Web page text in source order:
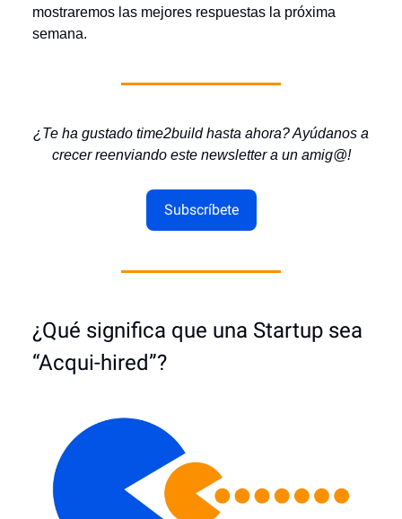
mostraremos las mejores respuestas la próxima
semana.
¿Te ha gustado time2build hasta ahora? Ayúdanos a
crecer reenviando este newsletter a un amig@!
Subscríbete
¿Qué significa que una Startup sea
“Acqui-hired”?